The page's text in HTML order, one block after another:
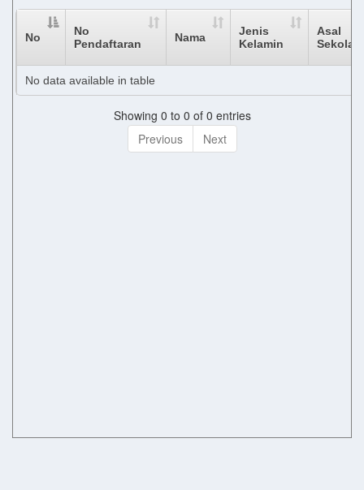
No
No
Pendaftaran
Nama
Jenis
Kelamin
Asal
Sekolah
No data available in table
Showing 0 to 0 of 0 entries
Previous
Next